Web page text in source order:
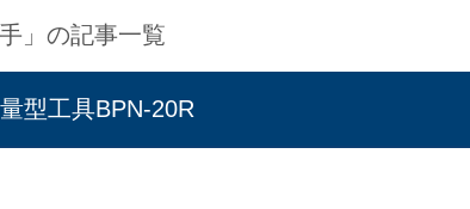
」の記事一覧
型工具BPN-20R